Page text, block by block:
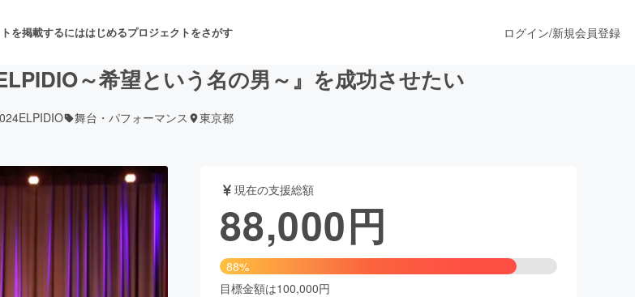
を掲載するにははじめるプロジェクトをさがす
舞台・パフォーマンス
開発 フード・飲食店 ファッション
アニメ・漫画
ログイン/新規会員登録
～希望という名の男～』を成功させたい
舞台・パフォーマンス 東京都
現在の支援総額
88,000円
88%
目標金額は100,000円